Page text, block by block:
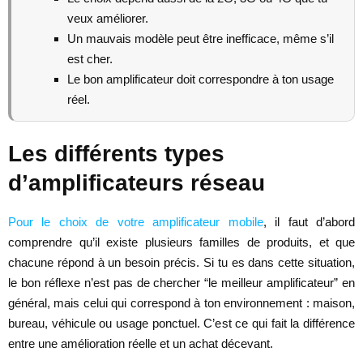
veux améliorer.
Un mauvais modèle peut être inefficace, même s’il
est cher.
Le bon amplificateur doit correspondre à ton usage
réel.
Les différents types
d’amplificateurs réseau
Pour le choix de votre amplificateur mobile, il faut d’abord
comprendre qu’il existe plusieurs familles de produits, et que
chacune répond à un besoin précis. Si tu es dans cette situation,
le bon réflexe n’est pas de chercher “le meilleur amplificateur” en
général, mais celui qui correspond à ton environnement : maison,
bureau, véhicule ou usage ponctuel. C’est ce qui fait la différence
entre une amélioration réelle et un achat décevant.